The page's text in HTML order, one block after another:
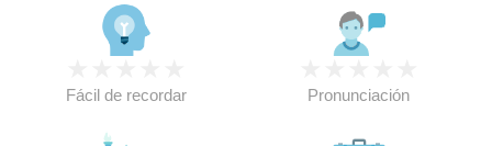
Fácil de recordar Pronunciación